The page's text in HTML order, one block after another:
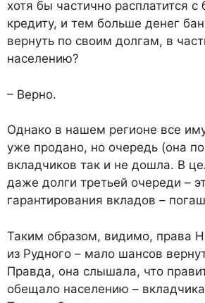
хотя бы частично расплатится с
кредиту, и тем больше денег
вернуть по своим долгам, в
населению?
– Верно.
Однако в нашем регионе все
уже продано, но очередь (она
вкладчиков так и не дошла. В
даже долги третьей очереди –
гарантирования вкладов –
Таким образом, видимо, права
из Рудного – мало шансов
Правда, она слышала, что
обещало населению –